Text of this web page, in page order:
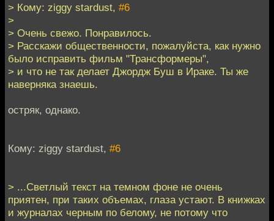
> Кому: ziggy stardust, #6
>
> Очень свежо. Понравилось.
> Расскажи общественности, пожалуйста, как нужно
было исправить фильм "Трансформеры",
> и что не так делает Джордж Буш в Ираке. Ты же
наверняка знаешь.
остряк, однако.
Кому: ziggy stardust, #6
> ...Светлый текст на темном фоне не очень
приятен, при таких объемах, глаза устают. В книжках
и журналах черным по белому, не потому что